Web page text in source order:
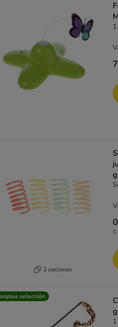
2 opciones
selección